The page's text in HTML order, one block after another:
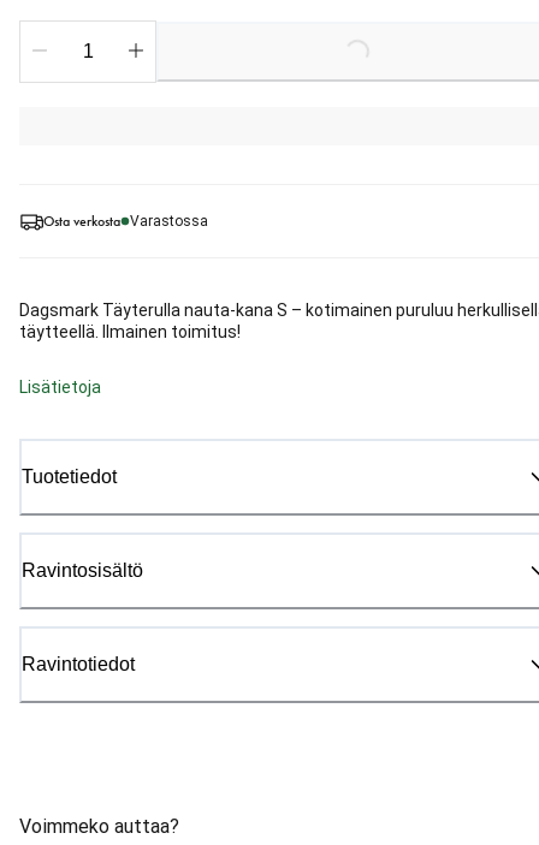
Osta verkosta Varastossa
Dagsmark Täyterulla nauta-kana S – kotimainen puruluu
täytteellä. Ilmainen toimitus!
Lisätietoja
Tuotetiedot
Ravintosisältö
Ravintotiedot
Voimmeko auttaa?
Loading...